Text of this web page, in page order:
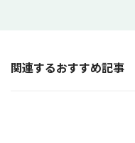
関連するおすすめ記事